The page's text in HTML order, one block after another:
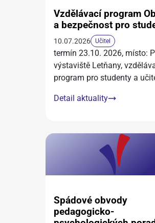
Vzdělávací program
a bezpečnost pro
10.07.2026 Učitel
termín 23.10. 2026, místo:
výstaviště Letňany,
program pro studenty a
Detail aktuality
Spádové obvody
pedagogicko-